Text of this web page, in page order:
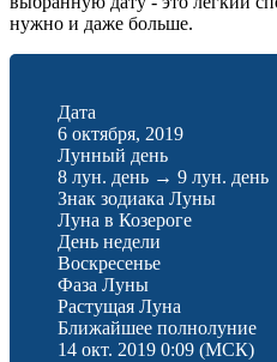
нужно и даже больше.
Дата
6 октября, 2019
Лунный день
8 лун. день → 9 лун. день
Знак зодиака Луны
Луна в Козероге
День недели
Воскресенье
Фаза Луны
Растущая Луна
Ближайшее полнолуние
14 окт. 2019 0:09 (МСК)